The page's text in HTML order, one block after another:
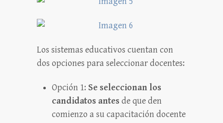
Los sistemas educativos cuentan con
dos opciones para seleccionar docentes:
Opción 1: Se seleccionan los
candidatos antesde que den
comienzo a su capacitación docente